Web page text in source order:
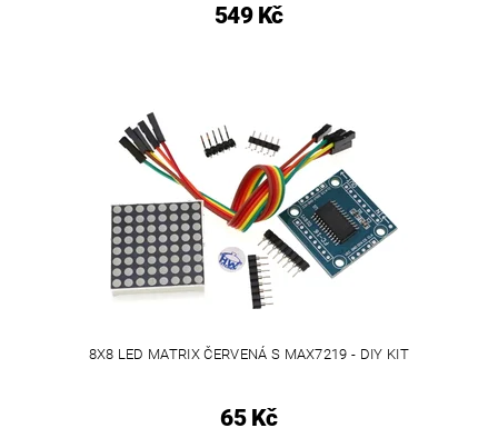
549 Kč
8X8 LED MATRIX ČERVENÁ S MAX7219 - DIY KIT
65 Kč